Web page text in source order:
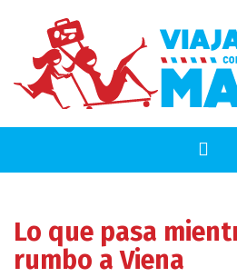
Lo que pasa
rumbo a Viena